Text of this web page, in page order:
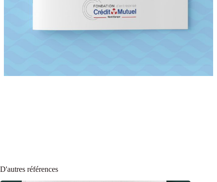
D'autres références